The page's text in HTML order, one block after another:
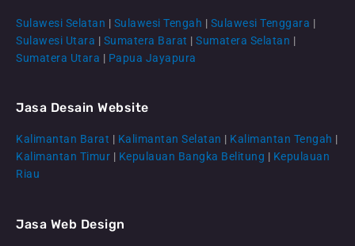
CS Lenteraweb
Sulawesi Selatan | Sulawesi Tengah | Sulawesi Tenggara |
Sulawesi Utara | Sumatera Barat | Sumatera Selatan |
Sumatera Utara | Papua Jayapura
Jasa Desain Website
Kalimantan Barat | Kalimantan Selatan | Kalimantan Tengah |
Kalimantan Timur | Kepulauan Bangka Belitung | Kepulauan
Riau
Jasa Web Design